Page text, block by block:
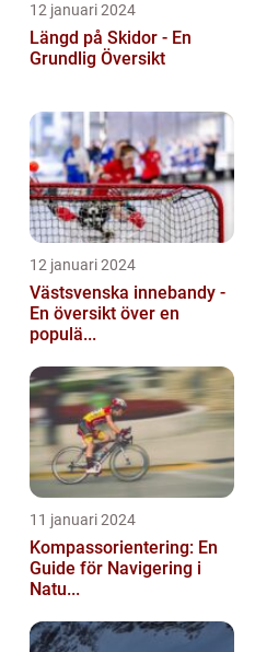
12 januari 2024
Längd på Skidor - En
Grundlig Översikt
12 januari 2024
Västsvenska innebandy -
En översikt över en
populä...
11 januari 2024
Kompassorientering: En
Guide för Navigering i
Natu...